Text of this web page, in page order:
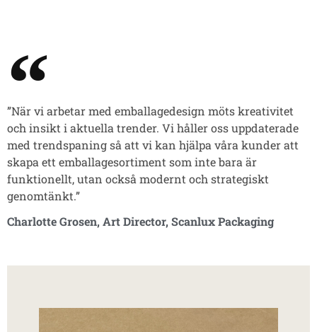
”När vi arbetar med emballagedesign möts kreativitet
och insikt i aktuella trender. Vi håller oss uppdaterade
med trendspaning så att vi kan hjälpa våra kunder att
skapa ett emballagesortiment som inte bara är
funktionellt, utan också modernt och strategiskt
genomtänkt.”
Charlotte Grosen, Art Director, Scanlux Packaging